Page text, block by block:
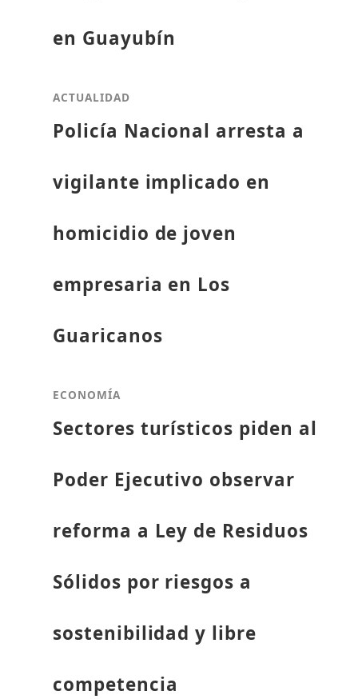
en Guayubín
ACTUALIDAD
Policía Nacional arresta a
vigilante implicado en
homicidio de joven
empresaria en Los
Guaricanos
ECONOMÍA
Sectores turísticos piden al
Poder Ejecutivo observar
reforma a Ley de Residuos
Sólidos por riesgos a
sostenibilidad y libre
competencia